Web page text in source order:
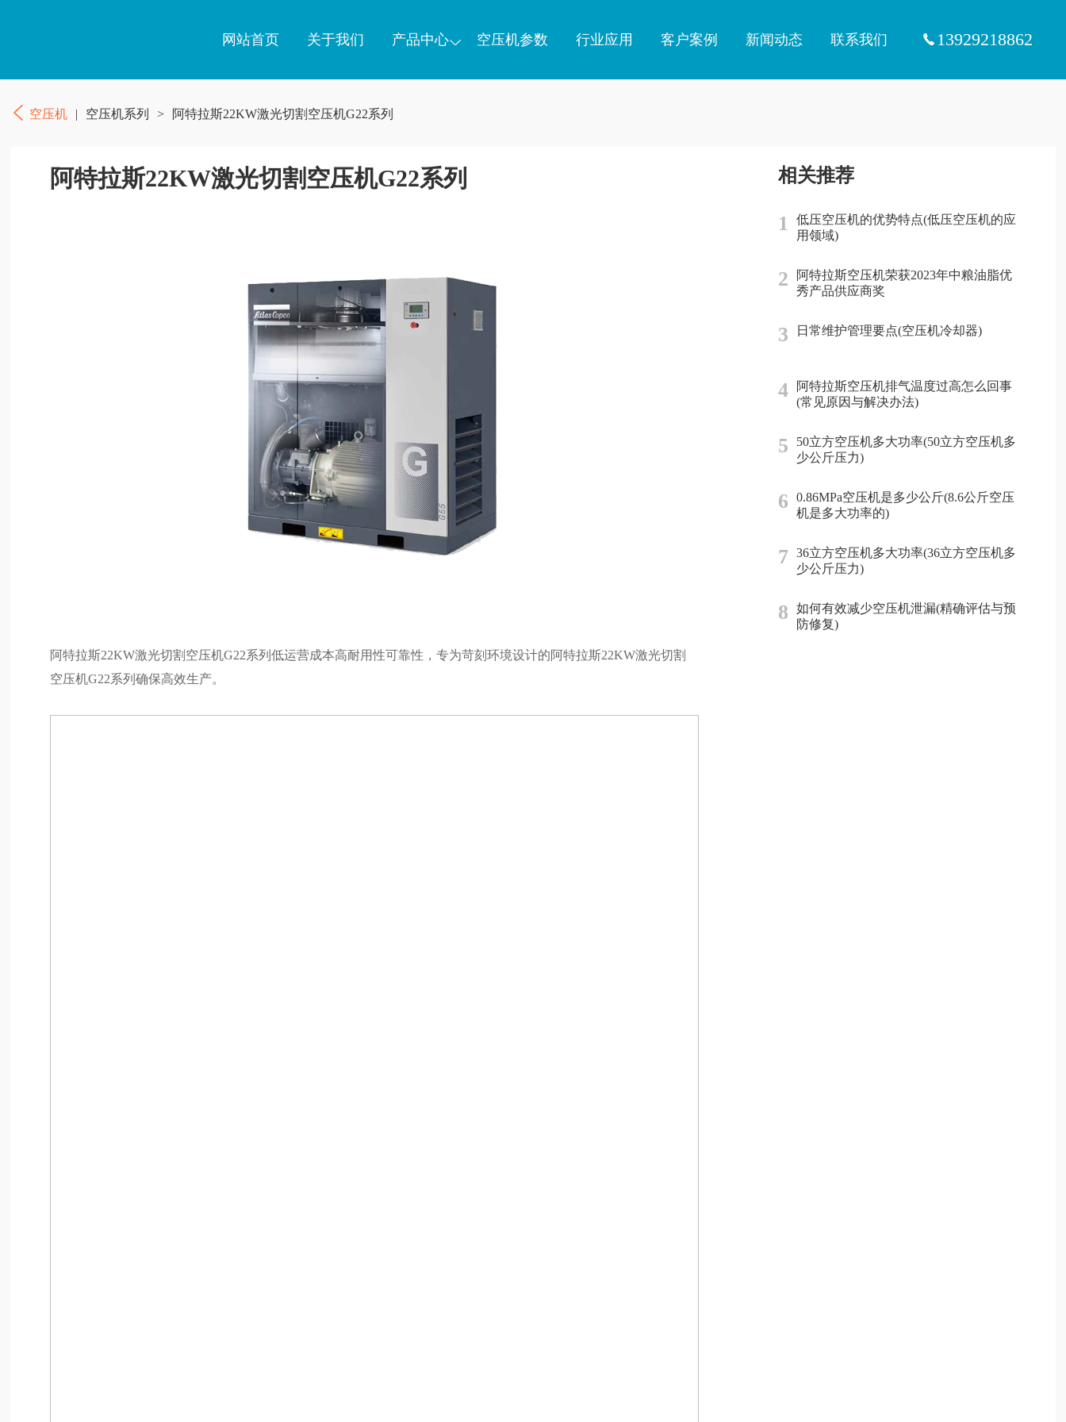
网站首页 关于我们 产品中心 空压机参数 行业应用 客户案例 新闻动态 联系我们 13929218862
空压机 | 空压机系列 > 阿特拉斯22KW激光切割空压机G22系列
阿特拉斯22KW激光切割空压机G22系列
阿特拉斯22KW激光切割空压机G22系列低运营成本高耐用性可靠性，专为苛刻环境设计的阿特拉斯22KW激光切割
空压机G22系列确保高效生产。
相关推荐
1
低压空压机的优势特点(低压空压机的应
用领域)
2
阿特拉斯空压机荣获2023年中粮油脂优
秀产品供应商奖
3 日常维护管理要点(空压机冷却器)
4
阿特拉斯空压机排气温度过高怎么回事
(常见原因与解决办法)
5
50立方空压机多大功率(50立方空压机多
少公斤压力)
6
0.86MPa空压机是多少公斤(8.6公斤空压
机是多大功率的)
7
36立方空压机多大功率(36立方空压机多
少公斤压力)
8
如何有效减少空压机泄漏(精确评估与预
防修复)